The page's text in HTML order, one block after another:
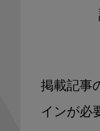
掲載記事
インが必